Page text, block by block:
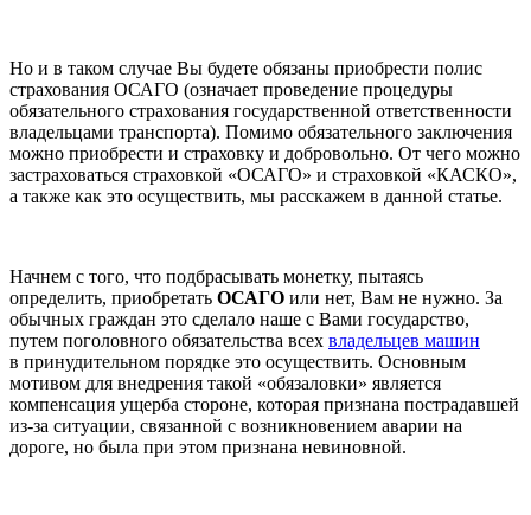
Но и в таком случае Вы будете обязаны приобрести полис
страхования ОСАГО (означает проведение процедуры
обязательного страхования государственной ответственности
владельцами транспорта). Помимо обязательного заключения
можно приобрести и страховку и добровольно. От чего можно
застраховаться страховкой «ОСАГО» и страховкой «КАСКО»,
а также как это осуществить, мы расскажем в данной статье.
Начнем с того, что подбрасывать монетку, пытаясь
определить, приобретать ОСАГО или нет, Вам не нужно. За
обычных граждан это сделало наше с Вами государство,
путем поголовного обязательства всех владельцев машин
в принудительном порядке это осуществить. Основным
мотивом для внедрения такой «обязаловки» является
компенсация ущерба стороне, которая признана пострадавшей
из-за ситуации, связанной с возникновением аварии на
дороге, но была при этом признана невиновной.